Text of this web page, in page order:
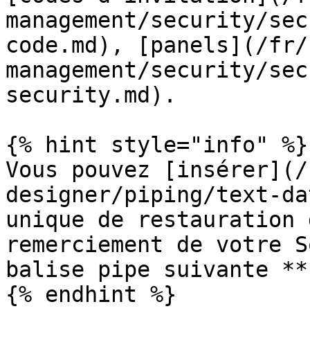
management/security/
code.md), [panels](/fr/
management/security/
security.md).
{% hint style="info" %}
Vous pouvez [insérer](/
designer/piping/text-
unique de restauration
remerciement de votre
balise pipe suivante
{% endhint %}